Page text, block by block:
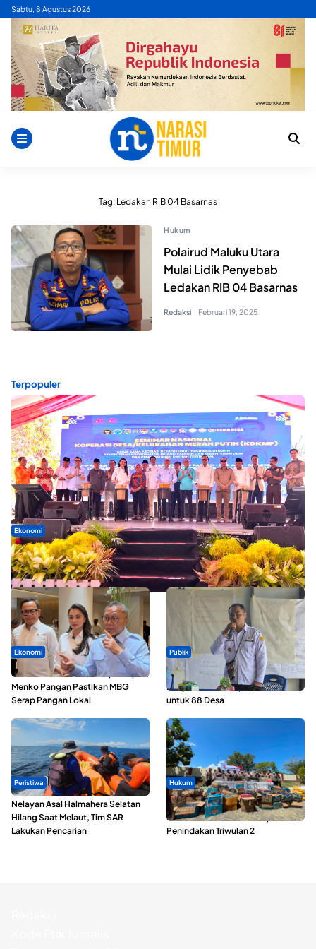
Skip
content
Sabtu, 8 Agustus 2026
Tag: Ledakan RIB 04 Basarnas
Hukum
Polairud Maluku Utara
Mulai Lidik Penyebab
Ledakan RIB 04 Basarnas
Redaksi | Februari 19, 2025
Terpopuler
Ekonomi
Seminar di Ternate, Mendes Perkuat Sinergi Percepatan
Kopdes Merah Putih
Ekonomi
SPPG di Maluku Utara Dipercepat,
Menko Pangan Pastikan MBG
Serap Pangan Lokal
Publik
ABDESI Morotai Apresiasi
Penyaluran ADD Rp3,13 Miliar
untuk 88 Desa
Peristiwa
Nelayan Asal Halmahera Selatan
Hilang Saat Melaut, Tim SAR
Lakukan Pencarian
Hukum
Polda Maluku Utara Musnahkan
Ribuan Liter Miras Hasil Operasi
Penindakan Triwulan 2